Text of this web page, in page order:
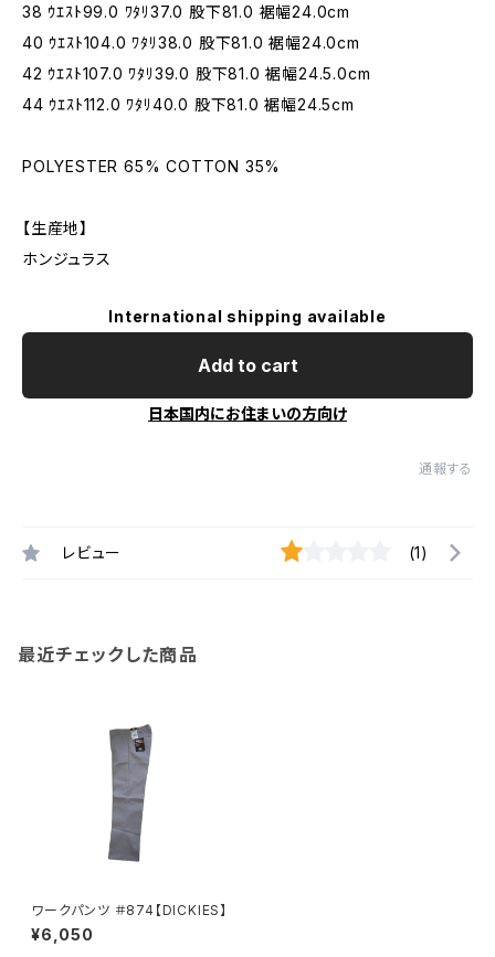
38 ｳｴｽﾄ99.0 ﾜﾀﾘ37.0 股下81.0 裾幅24.0cm
40 ｳｴｽﾄ104.0 ﾜﾀﾘ38.0 股下81.0 裾幅24.0cm
42 ｳｴｽﾄ107.0 ﾜﾀﾘ39.0 股下81.0 裾幅24.5.0cm
44 ｳｴｽﾄ112.0 ﾜﾀﾘ40.0 股下81.0 裾幅24.5cm
POLYESTER 65% COTTON 35%
【生産地】
ホンジュラス
International shipping available
Add to cart
日本国内にお住まいの方向け
通報する
レビュー (1)
最近チェックした商品
ワークパンツ ＃874【DICKIES】
¥6,050